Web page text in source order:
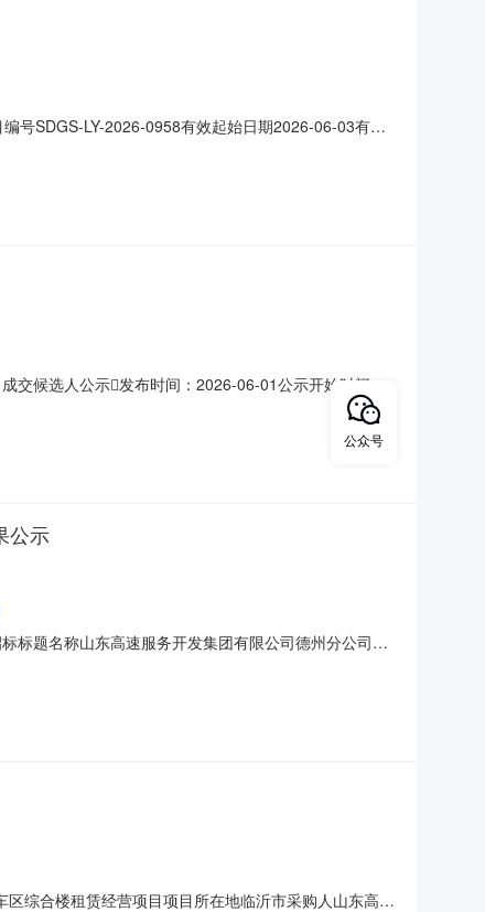
号SDGS-LY-2026-0958有效起始日期2026-06-03有效
公司地址：山东潍坊经济开发区新谊路10号
候选人公示发布时间：2026-06-01公示开始时间：
底租金总报价（万元）得分一1桐乡市诚尊高速公路服
路服务区经营管理有限公司
公示
标题名称山东高速服务开发集团有限公司德州分公司所
包）名称：德州服务区（东区）综合楼租赁经
综合楼租赁经营项目项目所在地临沂市采购人山东高速
公众号